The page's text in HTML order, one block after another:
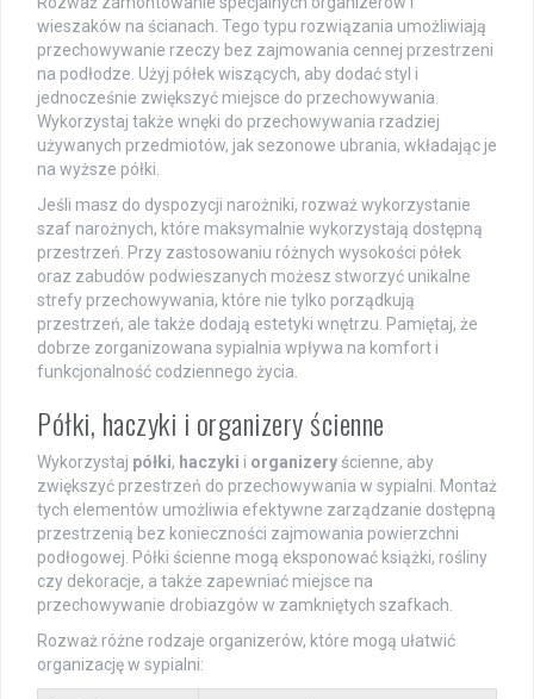
wieszaków na ścianach. Tego typu rozwiązania umożliwiają
przechowywanie rzeczy bez zajmowania cennej przestrzeni
na podłodze. Użyj półek wiszących, aby dodać styl i
jednocześnie zwiększyć miejsce do przechowywania.
Wykorzystaj także wnęki do przechowywania rzadziej
używanych przedmiotów, jak sezonowe ubrania, wkładając je
na wyższe półki.
Jeśli masz do dyspozycji narożniki, rozważ wykorzystanie
szaf narożnych, które maksymalnie wykorzystają dostępną
przestrzeń. Przy zastosowaniu różnych wysokości półek
oraz zabudów podwieszanych możesz stworzyć unikalne
strefy przechowywania, które nie tylko porządkują
przestrzeń, ale także dodają estetyki wnętrzu. Pamiętaj, że
dobrze zorganizowana sypialnia wpływa na komfort i
funkcjonalność codziennego życia.
Półki, haczyki i organizery ścienne
Wykorzystaj półki, haczyki i organizery ścienne, aby
zwiększyć przestrzeń do przechowywania w sypialni. Montaż
tych elementów umożliwia efektywne zarządzanie dostępną
przestrzenią bez konieczności zajmowania powierzchni
podłogowej. Półki ścienne mogą eksponować książki, rośliny
czy dekoracje, a także zapewniać miejsce na
przechowywanie drobiazgów w zamkniętych szafkach.
Rozważ różne rodzaje organizerów, które mogą ułatwić
organizację w sypialni: